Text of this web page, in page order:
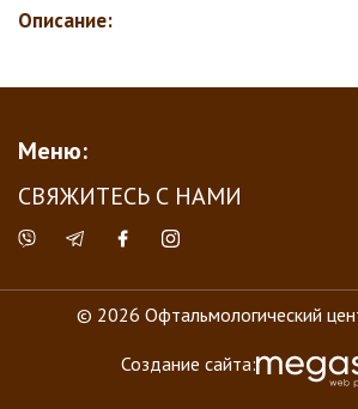
Описание:
Меню:
СВЯЖИТЕСЬ С НАМИ
© 2026 Офтальмологический
Создание сайта: